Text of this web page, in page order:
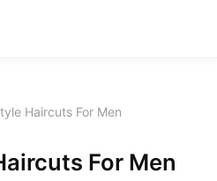
Haircuts For Men
For Men